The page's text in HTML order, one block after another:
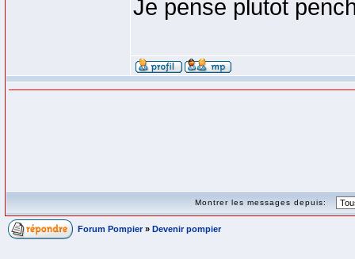
Je pense plutot
Montrer les messages depuis:
Forum Pompier » Devenir pompier